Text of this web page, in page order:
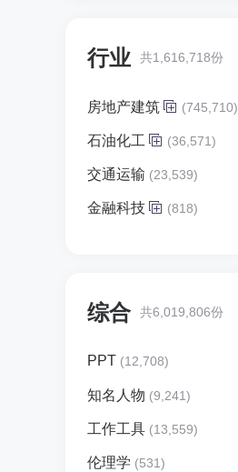
行业 共1,616,718份
房地产建筑 (745,710)
石油化工 (36,571)
交通运输 (23,539)
金融科技 (818)
综合 共6,019,806份
PPT (12,708)
知名人物 (9,241)
工作工具 (13,559)
伦理学 (531)